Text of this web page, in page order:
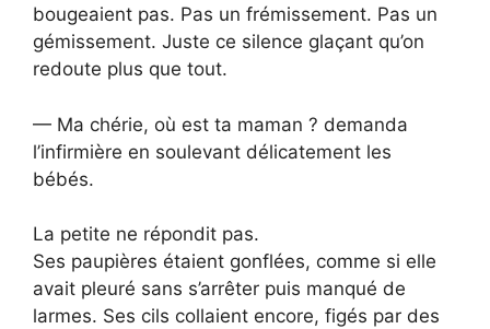
bougeaient pas. Pas un frémissement. Pas un
gémissement. Juste ce silence glaçant qu’on
redoute plus que tout.
— Ma chérie, où est ta maman ? demanda
l’infirmière en soulevant délicatement les
bébés.
La petite ne répondit pas.
Ses paupières étaient gonflées, comme si elle
avait pleuré sans s’arrêter puis manqué de
larmes. Ses cils collaient encore, figés par des